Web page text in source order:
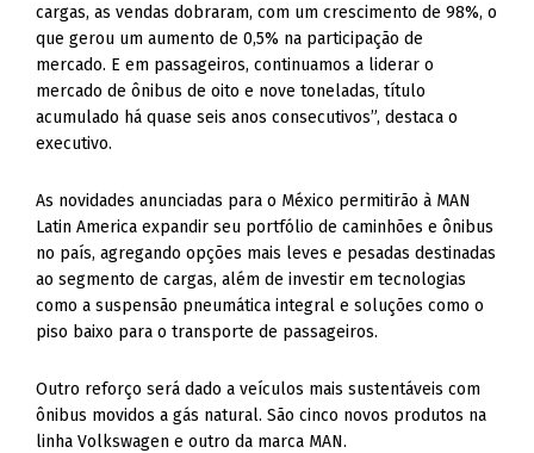
cargas, as vendas dobraram, com um crescimento de 98%, o
que gerou um aumento de 0,5% na participação de
mercado. E em passageiros, continuamos a liderar o
mercado de ônibus de oito e nove toneladas, título
acumulado há quase seis anos consecutivos”, destaca o
executivo.
As novidades anunciadas para o México permitirão à MAN
Latin America expandir seu portfólio de caminhões e ônibus
no país, agregando opções mais leves e pesadas destinadas
ao segmento de cargas, além de investir em tecnologias
como a suspensão pneumática integral e soluções como o
piso baixo para o transporte de passageiros.
Outro reforço será dado a veículos mais sustentáveis com
ônibus movidos a gás natural. São cinco novos produtos na
linha Volkswagen e outro da marca MAN.